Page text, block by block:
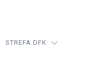
STREFA DFK